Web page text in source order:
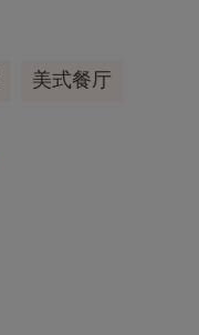
美式餐厅